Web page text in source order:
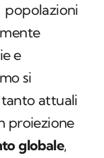
popolazioni
e
si
attuali
proiezione
globale,